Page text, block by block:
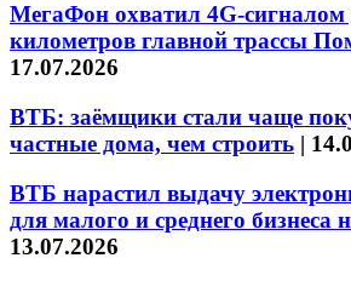
МегаФон охватил 4G-сигналом
километров главной трассы
17.07.2026
ВТБ: заёмщики стали чаще
частные дома, чем строить |
ВТБ нарастил выдачу
для малого и среднего бизнеса
13.07.2026